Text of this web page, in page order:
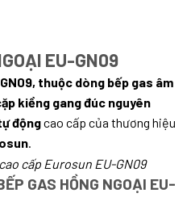
EU-GN09
thuộc dòng bếp gas âm
kiềng gang đúc nguyên
độngcao cấp của thương hiệu
.
cấp Eurosun EU-GN09
GAS HỒNG NGOẠI EU-